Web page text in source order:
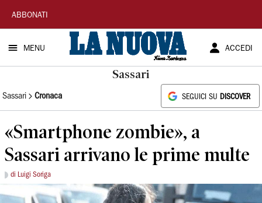
La
Nuova
Sardegna
ABBONATI
MENU ACCEDI
Sassari
Sassari Cronaca SEGUICI SU DISCOVER
«Smartphone zombie», a
Sassari arrivano le prime multe
di Luigi Soriga